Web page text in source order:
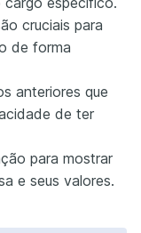
cruciais para
de forma
anteriores que
de ter
para mostrar
e seus valores.